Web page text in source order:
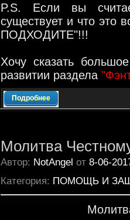
P.S. Если вы
существует и что это
ПОДХОДИТЕ"!!!
Хочу сказать
развитии раздела
Подробнее
Молитва
Автор: NotAngel от 8-06-
Категория: ПОМОЩЬ И